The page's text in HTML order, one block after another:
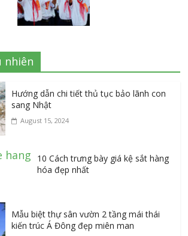
nhiên
Hướng dẫn chi tiết thủ tục bảo lãnh con
sang Nhật
August 15, 2024
10 Cách trưng bày giá kệ sắt hàng
hóa đẹp nhất
Mẫu biệt thự sân vườn 2 tầng mái thái
kiến trúc Á Đông đẹp miên man